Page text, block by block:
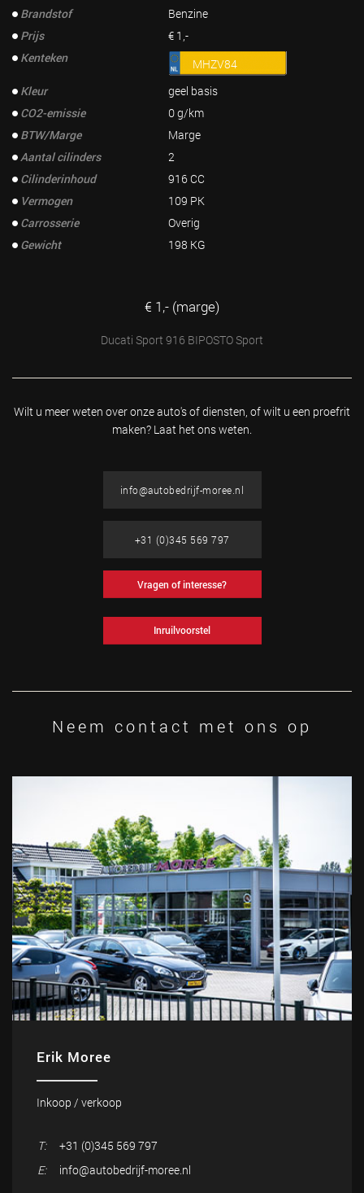
Brandstof
Benzine
Prijs
€ 1,-
Kenteken
MHZV84
Kleur
geel basis
CO2-emissie
0 g/km
BTW/Marge
Marge
Aantal cilinders
2
Cilinderinhoud
916 CC
Vermogen
109 PK
Carrosserie
Overig
Gewicht
198 KG
€ 1,- (marge)
Ducati Sport 916 BIPOSTO Sport
Wilt u meer weten over onze auto's of diensten, of wilt u een proefrit
maken? Laat het ons weten.
info@autobedrijf-moree.nl
+31 (0)345 569 797
Vragen of interesse?
Inruilvoorstel
Neem contact met ons op
Erik Moree
Inkoop / verkoop
T:
+31 (0)345 569 797
E:
info@autobedrijf-moree.nl